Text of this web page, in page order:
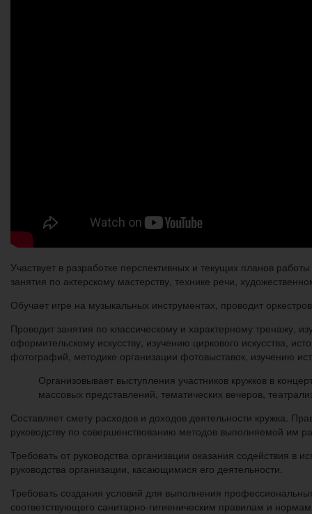
Участвует в разработке перспективных и текущих планов
занятия по актерскому мастерству, технике речи,
Обучает игре на музыкальных инструментах, проводит
Проводит занятия по классическому и характерному тренажу,
оформительскому искусству, изучению циркового искусства,
фотографий, методике организации фотовыставок, изучению
Организовывает выступления участников кружков в
массовых представлений, тематических вечеров,
Составляет смету расходов и доходов деятельности кружка.
руководству по совершенствованию методов выполняемой им
Требовать от руководства организации оказания содействия
руководства организации, касающимися его деятельности.
Требовать создания условий для выполнения
соответствующего санитарно-гигиеническим правилам и